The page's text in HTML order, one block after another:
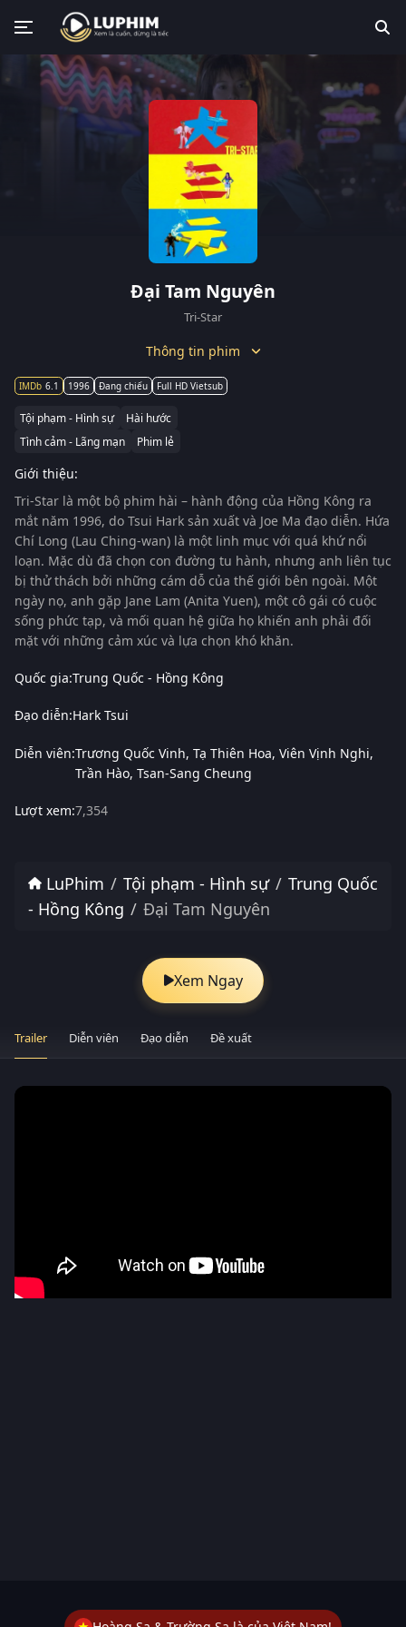
Đại Tam Nguyên
Tri-Star
Thông tin phim
6.1 1996 Đang chiếu Full HD Vietsub
Tội phạm - Hình sự
Hài hước
Tình cảm - Lãng mạn
Phim lẻ
Giới thiệu:
Tri-Star là một bộ phim hài – hành động của Hồng Kông ra
mắt năm 1996, do Tsui Hark sản xuất và Joe Ma đạo diễn. Hứa
Chí Long (Lau Ching-wan) là một linh mục với quá khứ nổi
loạn. Mặc dù đã chọn con đường tu hành, nhưng anh liên tục
bị thử thách bởi những cám dỗ của thế giới bên ngoài. Một
ngày nọ, anh gặp Jane Lam (Anita Yuen), một cô gái có cuộc
sống phức tạp, và mối quan hệ giữa họ khiến anh phải đối
mặt với những cảm xúc và lựa chọn khó khăn.
Quốc gia:Trung Quốc - Hồng Kông
Đạo diễn:Hark Tsui
Diễn viên:Trương Quốc Vinh Tạ Thiên Hoa Viên Vịnh Nghi
Trần Hào Tsan-Sang Cheung
Lượt xem:7,354
LuPhim Tội phạm - Hình sự
Trung Quốc
- Hồng Kông
Đại Tam Nguyên
Xem Ngay
Trailer Diễn viên Đạo diễn Đề xuất